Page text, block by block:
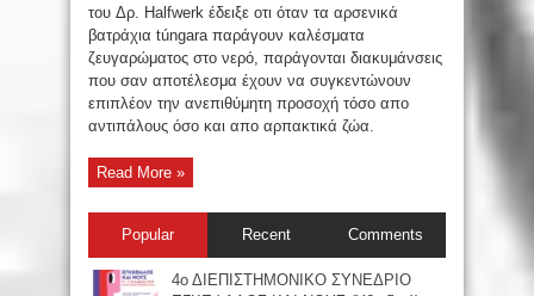
του Δρ. Halfwerk έδειξε οτι όταν τα αρσενικά
βατράχια túngara παράγουν καλέσματα
ζευγαρώματος στο νερό, παράγονται διακυμάνσεις
που σαν αποτέλεσμα έχουν να συγκεντώνουν
επιπλέον την ανεπιθύμητη προσοχή τόσο απο
αντιπάλους όσο και απο αρπακτικά ζώα.
Read More »
Popular Recent Comments
4ο ΔΙΕΠΙΣΤΗΜΟΝΙΚΟ ΣΥΝΕΔΡΙΟ